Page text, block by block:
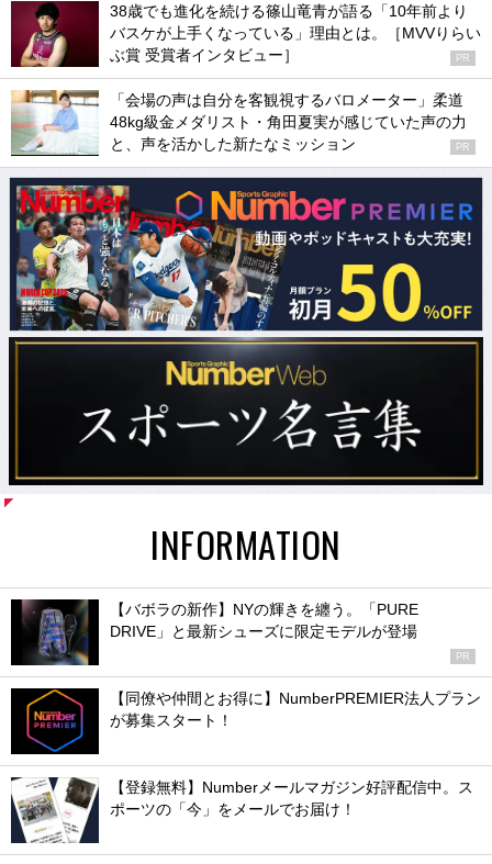
38歳でも進化を続ける篠山竜青が語る「10年前より
バスケが上手くなっている」理由とは。［MVVりらい
ぶ賞 受賞者インタビュー］
PR
「会場の声は自分を客観視するバロメーター」柔道
48kg級金メダリスト・角田夏実が感じていた声の力
と、声を活かした新たなミッション
PR
INFORMATION
【バボラの新作】NYの輝きを纏う。「PURE
DRIVE」と最新シューズに限定モデルが登場
PR
【同僚や仲間とお得に】NumberPREMIER法人プラン
が募集スタート！
【登録無料】Numberメールマガジン好評配信中。ス
ポーツの「今」をメールでお届け！